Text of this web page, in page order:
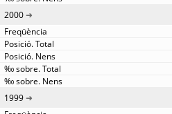
2000
1999